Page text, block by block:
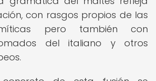
con rasgos propios de las
pero también con
del italiano y otros